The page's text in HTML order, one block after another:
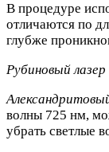
В процедуре
отличаются по
глубже
Рубиновый лазер
волны 725 нм,
убрать светлые